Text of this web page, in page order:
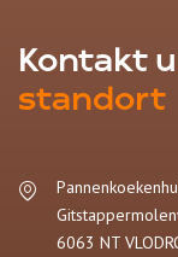
Kontakt
standort
6063 NT